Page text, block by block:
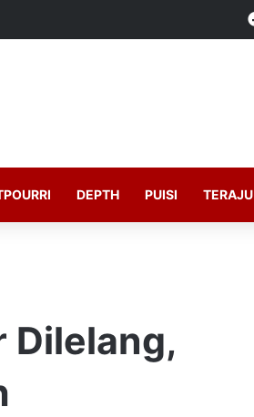
DEPTH PUISI TERAJU
Dilelang,